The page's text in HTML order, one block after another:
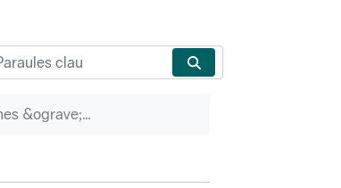
P&agrave;gines &ograve;rfenes